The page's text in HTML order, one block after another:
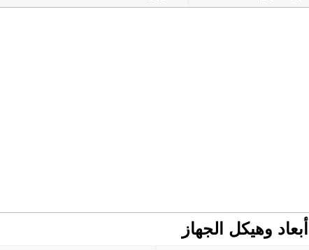
أبعاد وهيكل الجهاز